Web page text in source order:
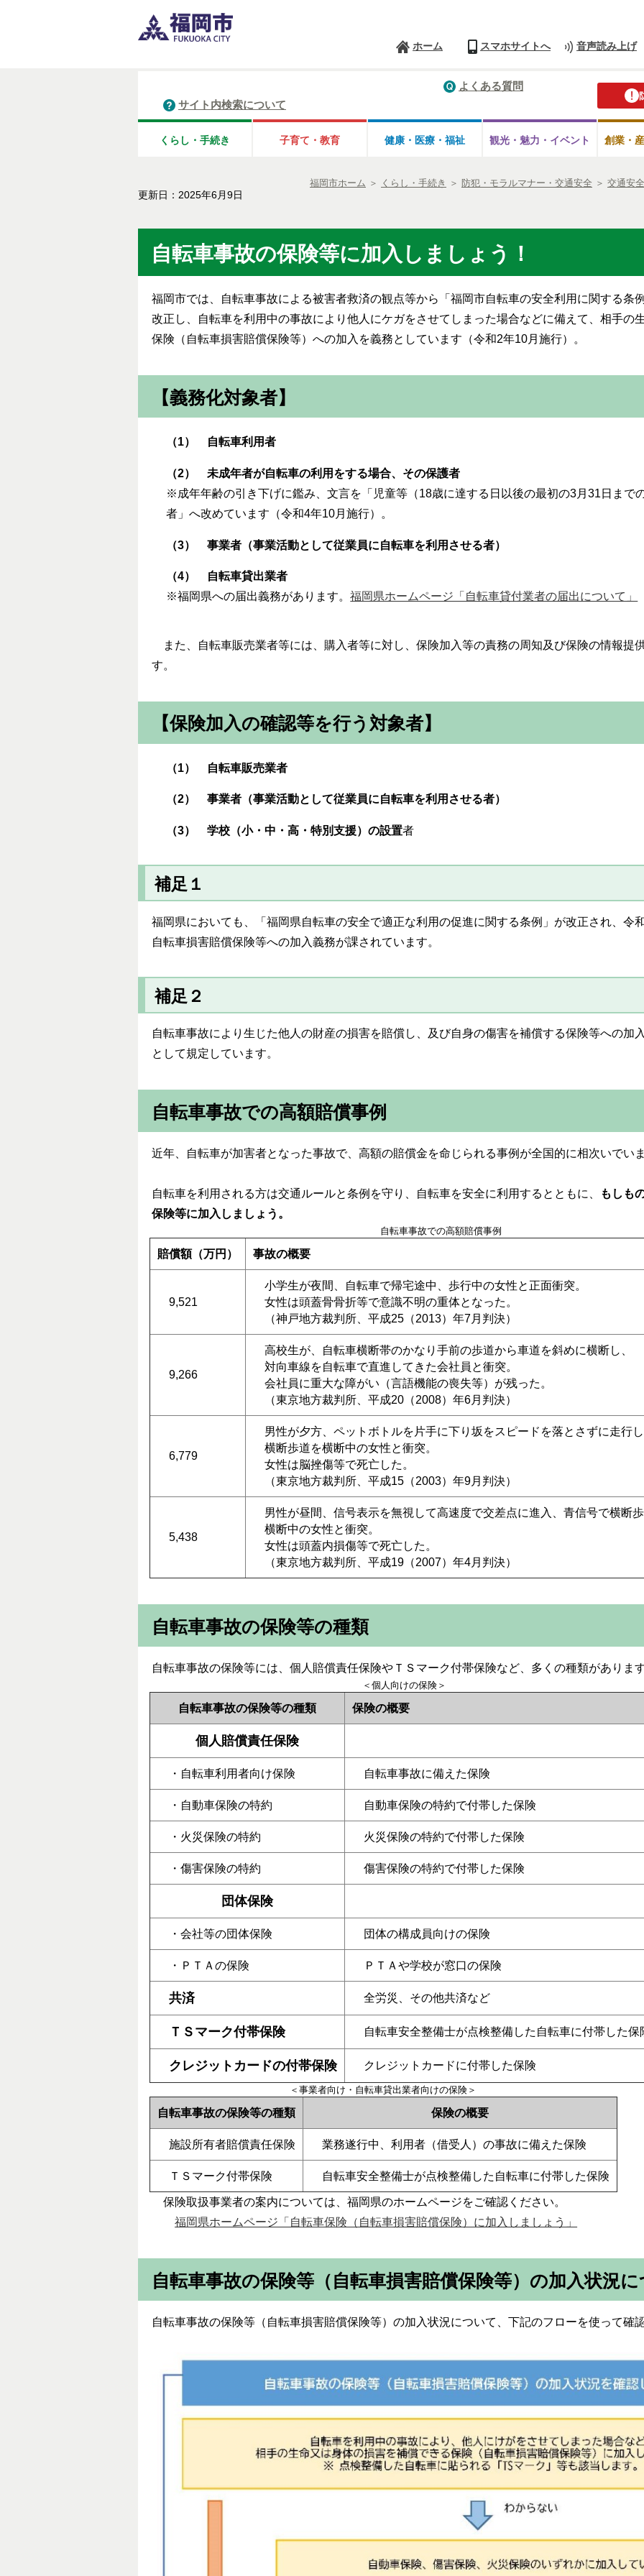
ホーム スマホサイトへ 音声読み上げ
よくある質問
サイト内検索について
くらし・手続き 子育て・教育 健康・医療・ 福祉 観光・魅力・ イベント 創業・
福岡市ホーム ＞ くらし・手続き ＞ 防犯・モラルマナー・交通安全 ＞ 交通安全
更新日：2025年6月9日
自転車事故の保険等に加入しましょう！
福岡市では、自転車事故による被害者救済の観点等から「福岡市自転車の安全利用に関する条
改正し、自転車を利用中の事故により他人にケガをさせてしまった場合などに備えて、相手の
保険（自転車損害賠償保険等）への加入を義務としています（令和2年10月施行）。
【義務化対象者】
（1） 自転車利用者
（2） 未成年者が自転車の利用をする場合、その保護者
※成年年齢の引き下げに鑑み、文言を「児童等（18歳に達する日以後の最初の3月31日まで
者」へ改めています（令和4年10月施行）。
（3） 事業者（事業活動として従業員に自転車を利用させる者）
（4） 自転車貸出業者
※福岡県への届出義務があります。福岡県ホームページ「自転車貸付業者の届出について」
また、自転車販売業者等には、購入者等に対し、保険加入等の責務の周知及び保険の情報提
す。
【保険加入の確認等を行う対象者】
（1） 自転車販売業者
（2） 事業者（事業活動として従業員に自転車を利用させる者）
（3） 学校（小・中・高・特別支援）の設置者
補足１
福岡県においても、「福岡県自転車の安全で適正な利用の促進に関する条例」が改正され、令
自転車損害賠償保険等への加入義務が課されています。
補足２
自転車事故により生じた他人の財産の損害を賠償し、及び自身の傷害を補償する保険等への加
として規定しています。
自転車事故での高額賠償事例
近年、自転車が加害者となった事故で、高額の賠償金を命じられる事例が全国的に相次いでい
自転車を利用される方は交通ルールと条例を守り、自転車を安全に利用するとともに、
もしも
保険等に加入しましょう。
自転車事故での高額賠償事例
賠償額（万円） 事故の概要
9,521
小学生が夜間、自転車で帰宅途中、歩行中の女性と正面衝突。
女性は頭蓋骨骨折等で意識不明の重体となった。
（神戸地方裁判所、平成25（2013）年7月判決）
9,266
高校生が、自転車横断帯のかなり手前の歩道から車道を斜めに横断し、
対向車線を自転車で直進してきた会社員と衝突。
会社員に重大な障がい（言語機能の喪失等）が残った。
（東京地方裁判所、平成20（2008）年6月判決）
6,779
男性が夕方、ペットボトルを片手に下り坂をスピードを落とさずに走行
横断歩道を横断中の女性と衝突。
女性は脳挫傷等で死亡した。
（東京地方裁判所、平成15（2003）年9月判決）
5,438
男性が昼間、信号表示を無視して高速度で交差点に進入、青信号で横断
横断中の女性と衝突。
女性は頭蓋内損傷等で死亡した。
（東京地方裁判所、平成19（2007）年4月判決）
自転車事故の保険等の種類
自転車事故の保険等には、個人賠償責任保険やＴＳマーク付帯保険など、多くの種類がありま
＜個人向けの保険＞
自転車事故の保険等の種類 保険の概要
個人賠償責任保険
・自転車利用者向け保険 自転車事故に備えた保険
・自動車保険の特約 自動車保険の特約で付帯した保険
・火災保険の特約 火災保険の特約で付帯した保険
・傷害保険の特約 傷害保険の特約で付帯した保険
団体保険
・会社等の団体保険 団体の構成員向けの保険
・ＰＴＡの保険 ＰＴＡや学校が窓口の保険
共済 全労災、その他共済など
ＴＳマーク付帯保険 自転車安全整備士が点検整備した自転車に付帯した保
クレジットカードの付帯保険 クレジットカードに付帯した保険
＜事業者向け・自転車貸出業者向けの保険＞
自転車事故の保険等の種類 保険の概要
施設所有者賠償責任保険 業務遂行中、利用者（借受人）の事故に備えた保険
ＴＳマーク付帯保険 自転車安全整備士が点検整備した自転車に付帯した保険
保険取扱事業者の案内については、福岡県のホームページをご確認ください。
福岡県ホームページ「自転車保険（自転車損害賠償保険）に加入しましょう」
自転車事故の保険等（自転車損害賠償保険等）の加入状況
自転車事故の保険等（自転車損害賠償保険等）の加入状況について、下記のフローを使って確